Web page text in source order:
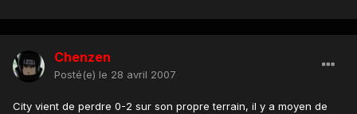
Chenzen
Posté(e) le 28 avril 2007
City vient de perdre 0-2 sur son propre terrain, il y a moyen de